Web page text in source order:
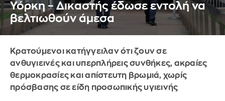
Υόρκη – Δικαστής έδωσε εντολή να
βελτιωθούν άμεσα
Κρατούμενοι κατήγγειλαν ότι ζουν σε
ανθυγιεινές και υπερπλήρεις συνθήκες, ακραίες
θερμοκρασίες και απίστευτη βρωμιά, χωρίς
πρόσβασης σε είδη προσωπικής υγιεινής